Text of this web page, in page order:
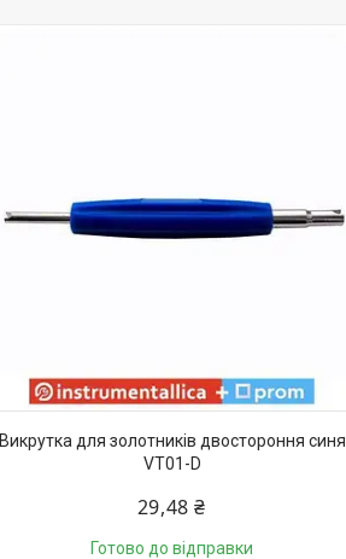
Викрутка для золотників двостороння синя
VT01-D
29,48 ₴
Готово до відправки